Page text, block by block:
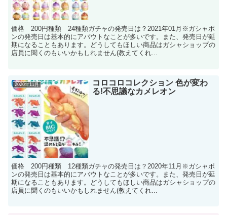
価格 200円種類 24種類ガチャの発売日は？2021年01月※ガシャポ
ンの発売日は基本的にアバウトなことが多いです。また、発売日が延
期になることもあります。どうしてもほしい商品はガシャショップの
店員に聞くのもいいかもしれません(教えてくれ...
2020年11月
コロコロコレクション 色が変わ
る!不思議なカメレオン
価格 200円種類 12種類ガチャの発売日は？2020年11月※ガシャポ
ンの発売日は基本的にアバウトなことが多いです。また、発売日が延
期になることもあります。どうしてもほしい商品はガシャショップの
店員に聞くのもいいかもしれません(教えてくれ...